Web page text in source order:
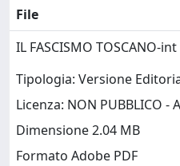
File
IL FASCISMO TOSCANO-
Tipologia: Versione
Licenza: NON PUBBLICO
Dimensione 2.04 MB
Formato Adobe PDF